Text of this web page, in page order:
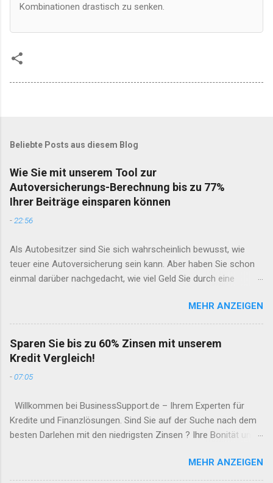
Kombinationen drastisch zu senken.
Beliebte Posts aus diesem Blog
Wie Sie mit unserem Tool zur
Autoversicherungs-Berechnung bis zu 77%
Ihrer Beiträge einsparen können
- 22:56
Als Autobesitzer sind Sie sich wahrscheinlich bewusst, wie
teuer eine Autoversicherung sein kann. Aber haben Sie schon
einmal darüber nachgedacht, wie viel Geld Sie durch eine
Versicherungsangeboten sparen könnten? Unser Online-Tool
zur Autoversicherungs-Berechnung macht es Ihnen leicht, die
bestmöglichen Angebote zu finden und so bis zu 77% Ihrer
Beiträge einzusparen. In diesem Artikel werden wir erläutern,
wie unser Tool funktioniert und welche Vorteile es bietet. Was
ist unser Tool zur Autoversicherungs-Berechnung? Unser Tool
der es Ihnen ermöglicht, in wenigen Minuten verschiedene
Angebote von Autoversicherungen zu vergleichen und die
beste Option für Ihre Bedürfnisse und Ihr Budget auszuwählen.
Ihrem Fahrzeug und Ihren persönlichen Daten ein, und unser
MEHR ANZEIGEN
Sparen Sie bis zu 60% Zinsen mit unserem
Kredit Vergleich!
-07:05
Willkommen bei BusinessSupport.de – Ihrem Experten für
Kredite und Finanzlösungen. Sind Sie auf der Suche nach dem
besten Darlehen mit den niedrigsten Zinsen ? Ihre Bonität und
helfen, die besten Optionen zu finden. Warum einen Kredit
Vergleich durchführen? Unsere innovative Plattform ermöglicht
MEHR ANZEIGEN